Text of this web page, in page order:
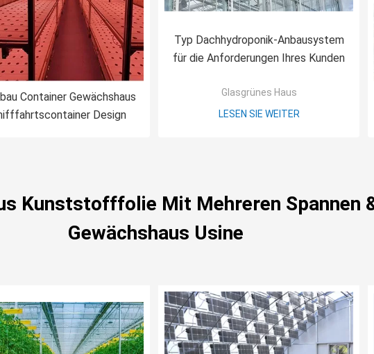
Container Gewächshaus
Design
Typ Dachhydroponik-Anbausystem
für die Anforderungen Ihres Kunden
Glasgrünes Haus
LESEN SIE WEITER
Kunststofffolie Mit Mehreren Spannen
Gewächshaus Usine